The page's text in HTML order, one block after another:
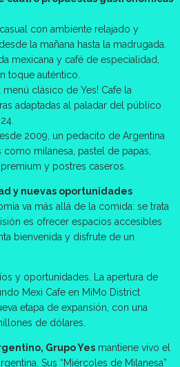
con ambiente relajado y
la mañana hasta la madrugada.
mexicana y café de especialidad,
toque auténtico.
menú clásico de Yes! Cafe la
adaptadas al paladar del público
2009, un pedacito de Argentina
milanesa, pastel de papas,
y postres caseros.
y nuevas oportunidades
va más allá de la comida: se trata
es ofrecer espacios accesibles
bienvenida y disfrute de un
y oportunidades. La apertura de
Mexi Cafe en MiMo District
etapa de expansión, con una
de dólares.
Grupo Yes mantiene vivo el
Sus “Miércoles de Milanesa”